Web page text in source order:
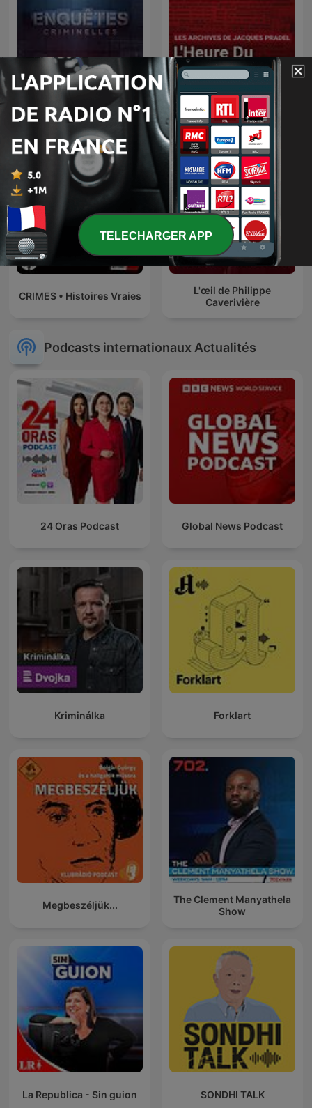
Enquêtes criminelles
L’heure du crime : les
archives de Jacques
Pradel
CRIMES • Histoires Vraies
L'œil de Philippe
Caverivière
Podcasts internationaux Actualités
24 Oras Podcast Global News Podcast
Kriminálka Forklart
Megbeszéljük...
The Clement Manyathela
Show
La Republica - Sin guion SONDHI TALK
TELECHARGER APP